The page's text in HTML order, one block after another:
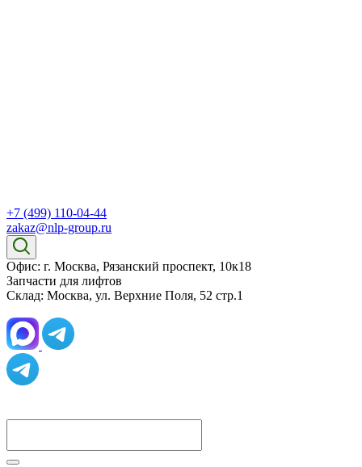
+7 (499) 110-04-44
zakaz@nlp-group.ru
Офис: г. Москва, Рязанский проспект, 10к18
Запчасти для лифтов
Склад: Москва, ул. Верхние Поля, 52 стр.1